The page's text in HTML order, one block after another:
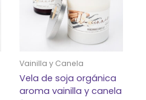
Vainilla y Canela
Vela de soja orgánica
aroma vainilla y canela